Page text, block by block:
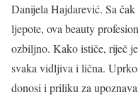
Danijela Hajdarević. Sa
ljepote, ova beauty
ozbiljno. Kako ističe, riječ
svaka vidljiva i lična.
donosi i priliku za